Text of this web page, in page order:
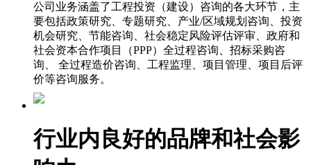
公司业务涵盖了工程投资（建设）咨询的各大环节，主
要包括政策研究、专题研究、产业/区域规划咨询、投资
机会研究、节能咨询、社会稳定风险评估评审、政府和
社会资本合作项目（PPP）全过程咨询、招标采购咨
询、 全过程造价咨询、工程监理、项目管理、项目后评
价等咨询服务。
行业内良好的品牌和社会影